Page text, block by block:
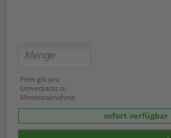
Preis gilt pro
Umverpackt zu
Mindestabnahme
sofort verfügbar